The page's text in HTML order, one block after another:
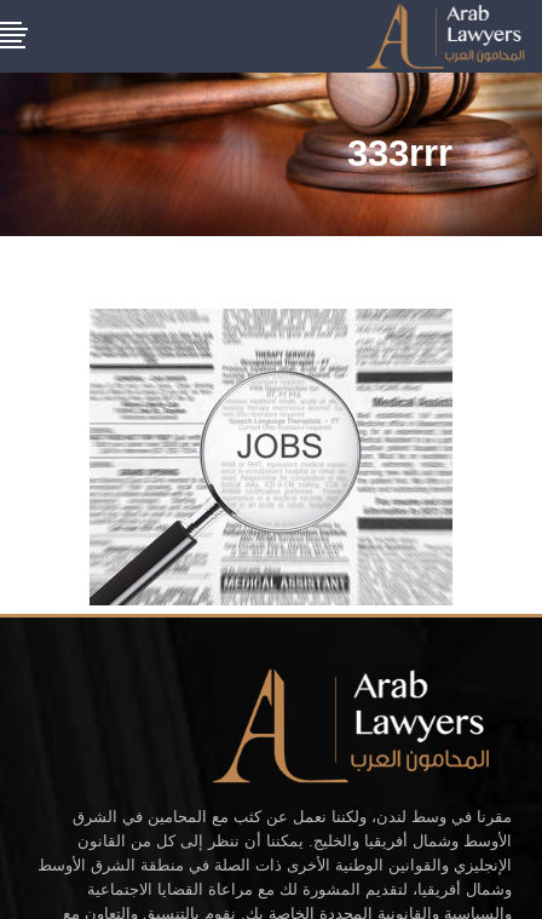
333rrr
مقرنا في وسط لندن، ولكننا نعمل عن كثب مع المحامين في الشرق
الأوسط وشمال أفريقيا والخليج. يمكننا أن ننظر إلى كل من القانون
الإنجليزي والقوانين الوطنية الأخرى ذات الصلة في منطقة الشرق الأوسط
وشمال أفريقيا، لتقديم المشورة لك مع مراعاة القضايا الاجتماعية
والسياسية والقانونية المحددة الخاصة بك. نقوم بالتنسيق والتعاون مع